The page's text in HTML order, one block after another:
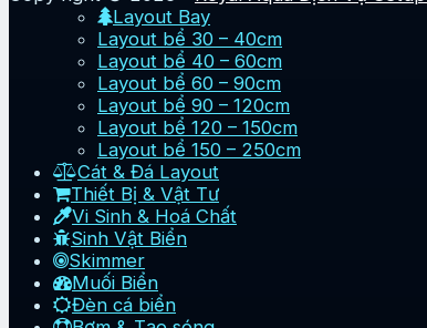
Layout Bay
Layout bể 30 – 40cm
Layout bể 40 – 60cm
Layout bể 60 – 90cm
Layout bể 90 – 120cm
Layout bể 120 – 150cm
Layout bể 150 – 250cm
Cát & Đá Layout
Thiết Bị & Vật Tư
Vi Sinh & Hoá Chất
Sinh Vật Biển
Skimmer
Muối Biển
Đèn cá biển